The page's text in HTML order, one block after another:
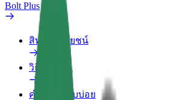
Bolt Plus
สิทธิประโยชน์
วิธีเข้าร่วม
คำถามที่พบบ่อย